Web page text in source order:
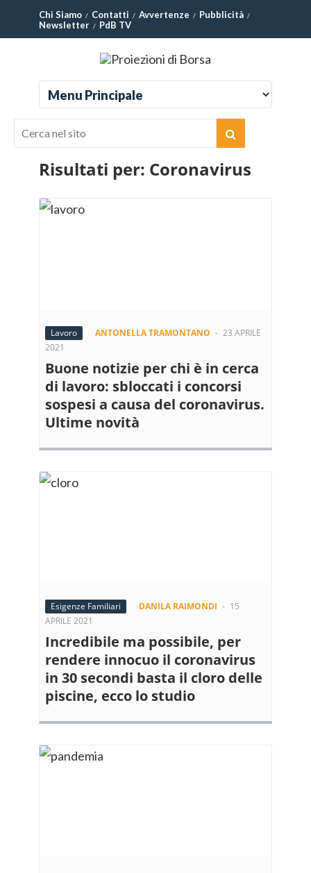
Chi Siamo Contatti Avvertenze
Pubblicità
Newsletter
PdB TV
Risultati per: Coronavirus
Lavoro ANTONELLA TRAMONTANO - 23 APRILE
2021
Buone notizie per chi è in cerca
di lavoro: sbloccati i concorsi
sospesi a causa del coronavirus.
Ultime novità
Esigenze Familiari DANILA RAIMONDI - 15
APRILE 2021
Incredibile ma possibile, per
rendere innocuo il coronavirus
in 30 secondi basta il cloro delle
piscine, ecco lo studio